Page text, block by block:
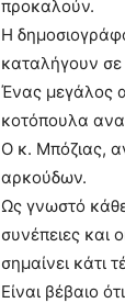
προκαλούν.
Η
καταλήγουν σε
Ένας μεγάλος
κοτόπουλα
Ο κ. Μπόζιας,
αρκούδων.
Ως γνωστό
συνέπειες και
σημαίνει κάτι
Είναι βέβαιο